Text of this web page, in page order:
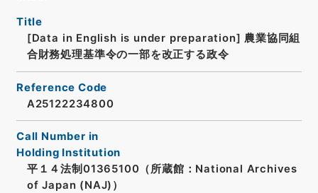
Title
[Data in English is under preparation] 農業協同組
合財務処理基準令の一部を改正する政令
Reference Code
A25122234800
Call Number in
Holding Institution
平１４法制01365100（所蔵館：National Archives
of Japan (NAJ)）